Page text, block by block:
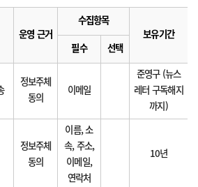
운영 근거
수집항목
보유기간
필수
선택
정보주체
동의
이메일
준영구 (뉴스
레터 구독해지
까지)
정보주체
동의
이름, 소
속, 주소,
이메일,
연락처
10년